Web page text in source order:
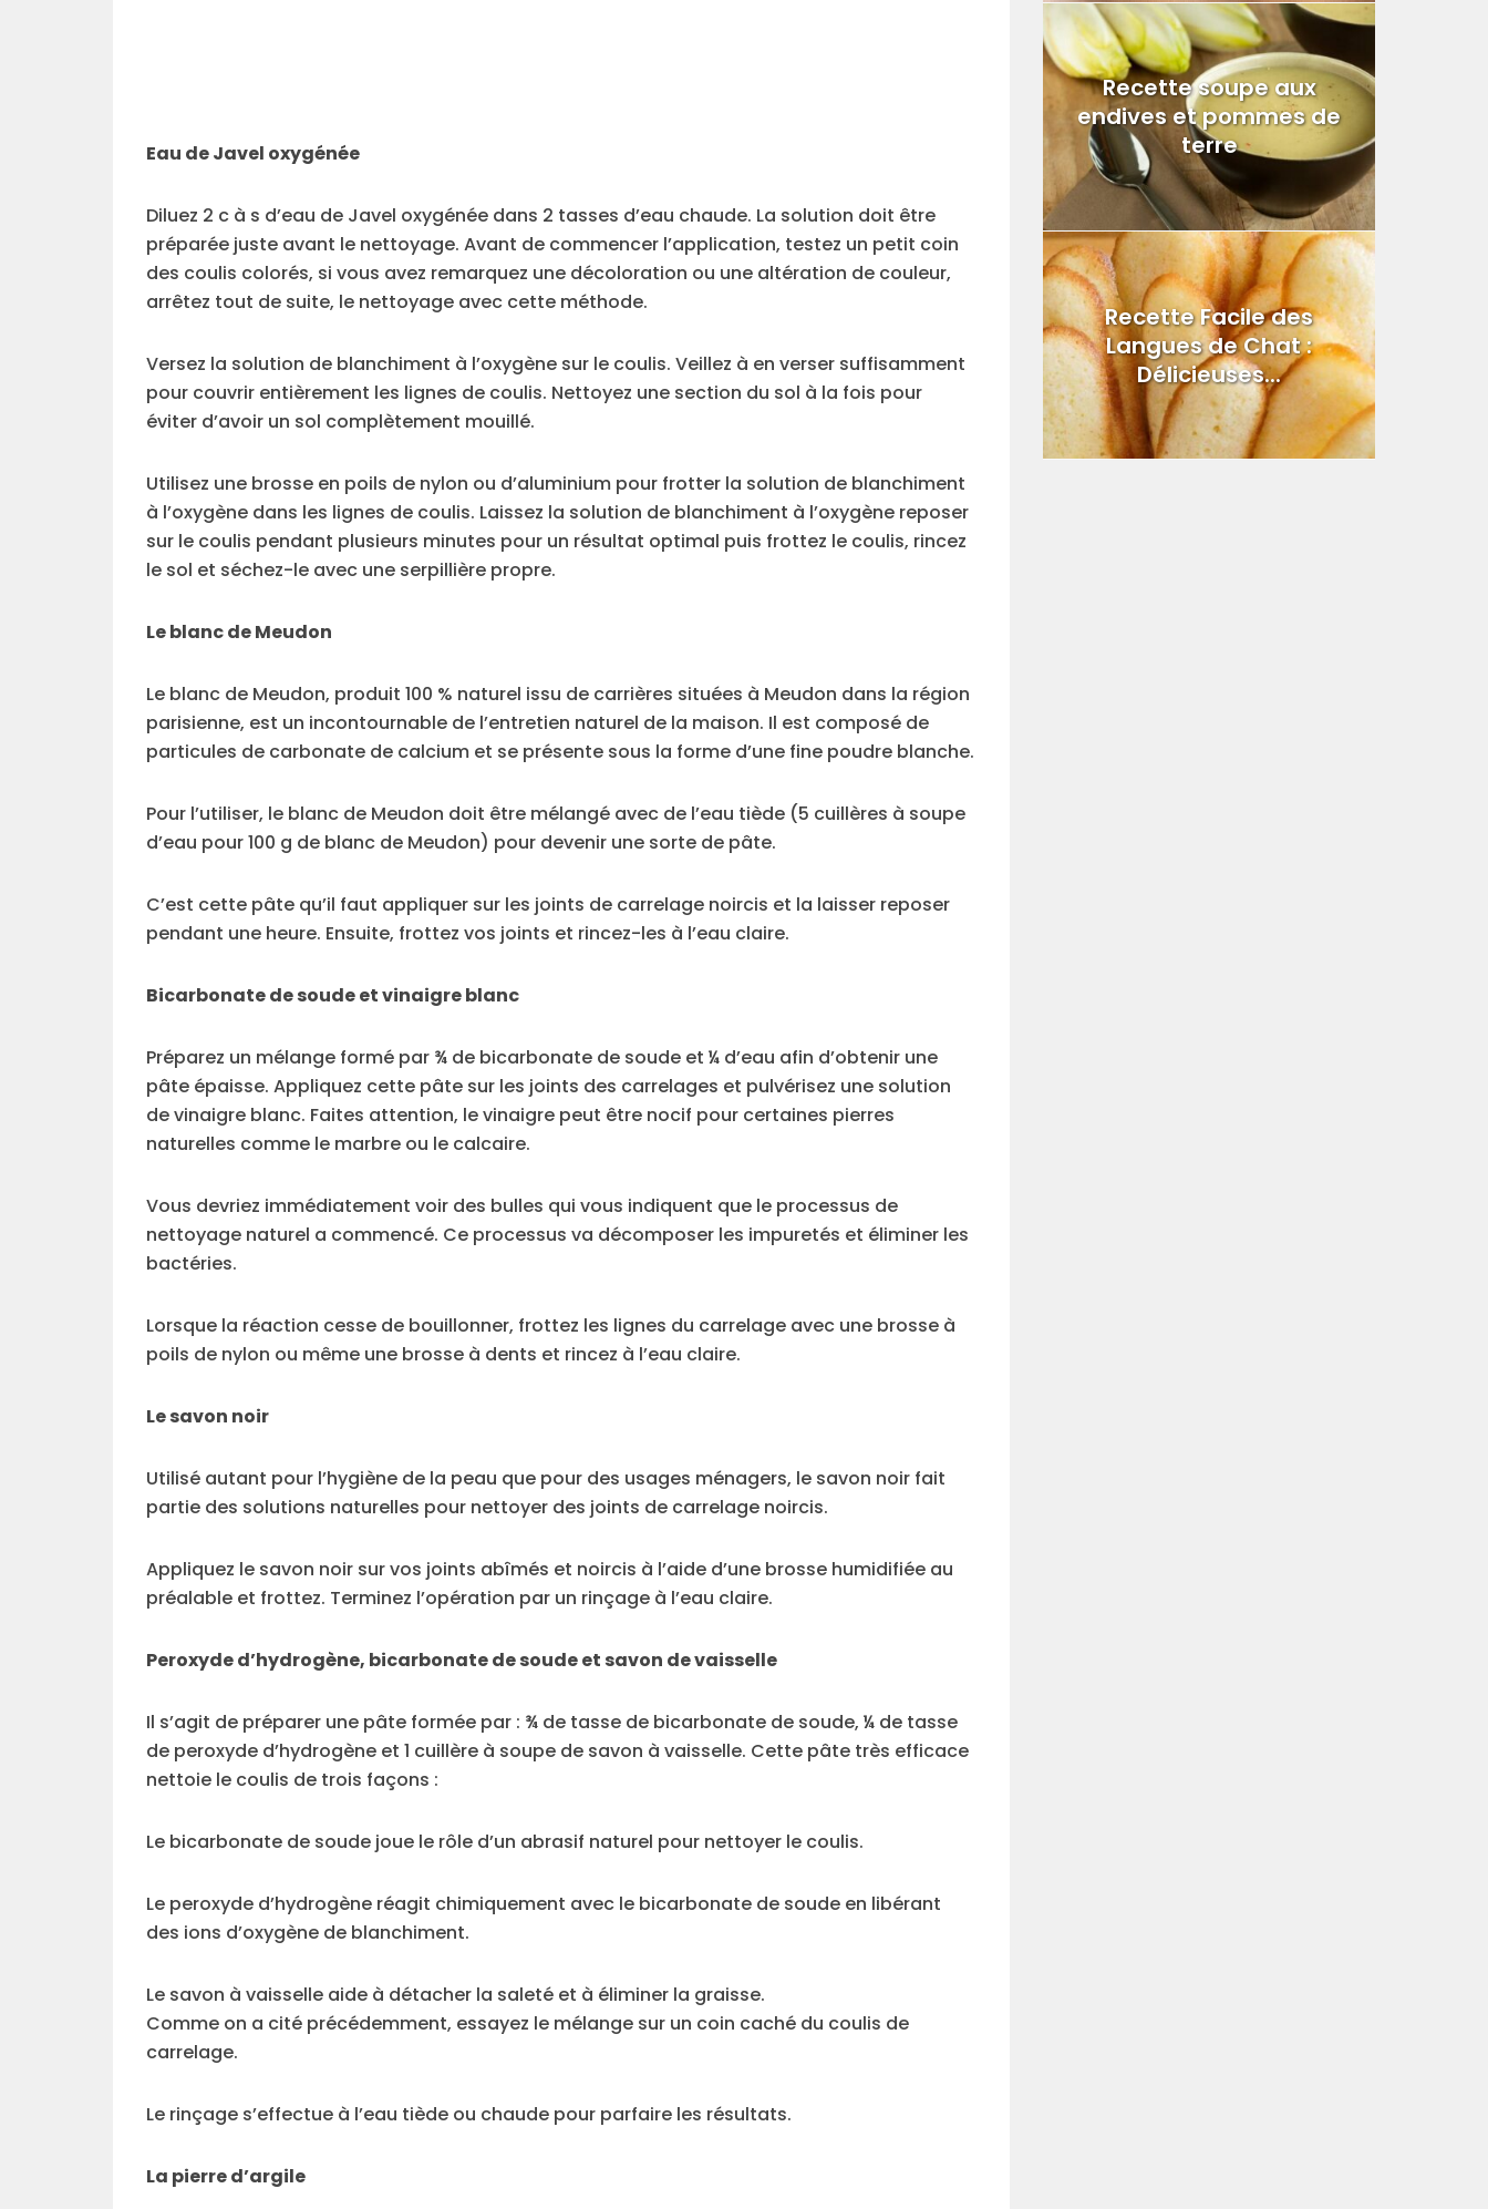
Eau de Javel oxygénée
Diluez 2 c à s d’eau de Javel oxygénée dans 2 tasses d’eau chaude. La solution doit être
préparée juste avant le nettoyage. Avant de commencer l’application, testez un petit coin
des coulis colorés, si vous avez remarquez une décoloration ou une altération de couleur,
arrêtez tout de suite, le nettoyage avec cette méthode.
Versez la solution de blanchiment à l’oxygène sur le coulis. Veillez à en verser suffisamment
pour couvrir entièrement les lignes de coulis. Nettoyez une section du sol à la fois pour
éviter d’avoir un sol complètement mouillé.
Utilisez une brosse en poils de nylon ou d’aluminium pour frotter la solution de blanchiment
à l’oxygène dans les lignes de coulis. Laissez la solution de blanchiment à l’oxygène reposer
sur le coulis pendant plusieurs minutes pour un résultat optimal puis frottez le coulis, rincez
le sol et séchez-le avec une serpillière propre.
Le blanc de Meudon
Le blanc de Meudon, produit 100 % naturel issu de carrières situées à Meudon dans la région
parisienne, est un incontournable de l’entretien naturel de la maison. Il est composé de
particules de carbonate de calcium et se présente sous la forme d’une fine poudre blanche.
Pour l’utiliser, le blanc de Meudon doit être mélangé avec de l’eau tiède (5 cuillères à soupe
d’eau pour 100 g de blanc de Meudon) pour devenir une sorte de pâte.
C’est cette pâte qu’il faut appliquer sur les joints de carrelage noircis et la laisser reposer
pendant une heure. Ensuite, frottez vos joints et rincez-les à l’eau claire.
Bicarbonate de soude et vinaigre blanc
Préparez un mélange formé par ¾ de bicarbonate de soude et ¼ d’eau afin d’obtenir une
pâte épaisse. Appliquez cette pâte sur les joints des carrelages et pulvérisez une solution
de vinaigre blanc. Faites attention, le vinaigre peut être nocif pour certaines pierres
naturelles comme le marbre ou le calcaire.
Vous devriez immédiatement voir des bulles qui vous indiquent que le processus de
nettoyage naturel a commencé. Ce processus va décomposer les impuretés et éliminer les
bactéries.
Lorsque la réaction cesse de bouillonner, frottez les lignes du carrelage avec une brosse à
poils de nylon ou même une brosse à dents et rincez à l’eau claire.
Le savon noir
Utilisé autant pour l’hygiène de la peau que pour des usages ménagers, le savon noir fait
partie des solutions naturelles pour nettoyer des joints de carrelage noircis.
Appliquez le savon noir sur vos joints abîmés et noircis à l’aide d’une brosse humidifiée au
préalable et frottez. Terminez l’opération par un rinçage à l’eau claire.
Peroxyde d’hydrogène, bicarbonate de soude et savon de vaisselle
Il s’agit de préparer une pâte formée par : ¾ de tasse de bicarbonate de soude, ¼ de tasse
de peroxyde d’hydrogène et 1 cuillère à soupe de savon à vaisselle. Cette pâte très efficace
nettoie le coulis de trois façons :
Le bicarbonate de soude joue le rôle d’un abrasif naturel pour nettoyer le coulis.
Le peroxyde d’hydrogène réagit chimiquement avec le bicarbonate de soude en libérant
des ions d’oxygène de blanchiment.
Le savon à vaisselle aide à détacher la saleté et à éliminer la graisse.
Comme on a cité précédemment, essayez le mélange sur un coin caché du coulis de
carrelage.
Le rinçage s’effectue à l’eau tiède ou chaude pour parfaire les résultats.
La pierre d’argile
Recette soupe aux
endives et pommes de
terre
Recette Facile des
Langues de Chat :
Délicieuses...